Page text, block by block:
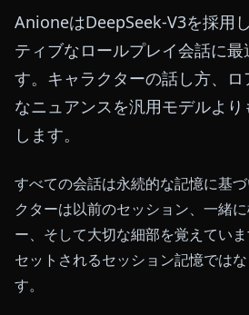
AnioneはDeepSeek-V3を採用
ティブなロールプレイ会話に
す。キャラクターの話し方、
なニュアンスを汎用モデルよ
します。
すべての会話は永続的な記憶に基
クターは以前のセッション、一緒
ー、そして大切な細部を覚えてい
セットされるセッション記憶では
す。